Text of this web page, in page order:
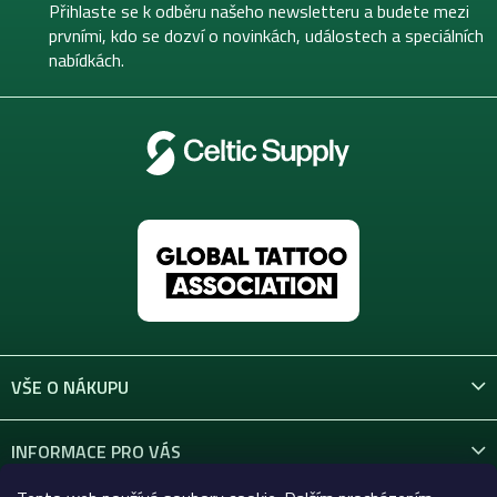
Přihlaste se k odběru našeho newsletteru a budete mezi
prvními, kdo se dozví o novinkách, událostech a speciálních
nabídkách.
VŠE O NÁKUPU
INFORMACE PRO VÁS